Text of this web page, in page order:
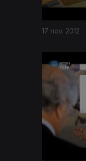
17 nov. 2012